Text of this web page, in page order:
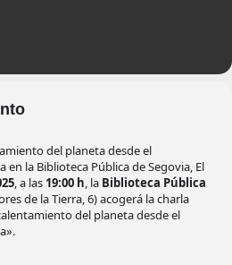
del planeta desde el
la Biblioteca Pública de Segovia, El
, a las 19:00 h, la Biblioteca Pública
de la Tierra, 6) acogerá la charla
del planeta desde el